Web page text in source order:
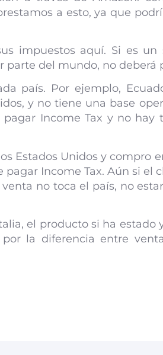
a esto, ya que
impuestos aquí. Si es un
parte del mundo, no deberá
país. Por ejemplo,
y no tiene una base
Income Tax y no hay
Estados Unidos y compro
Income Tax. Aún si el
no toca el país, no
el producto si ha estado
la diferencia entre